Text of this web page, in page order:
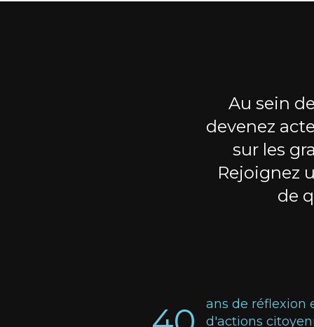
Au sein
devenez
sur les
Rejoignez
de
ans de réflexion
d'actions